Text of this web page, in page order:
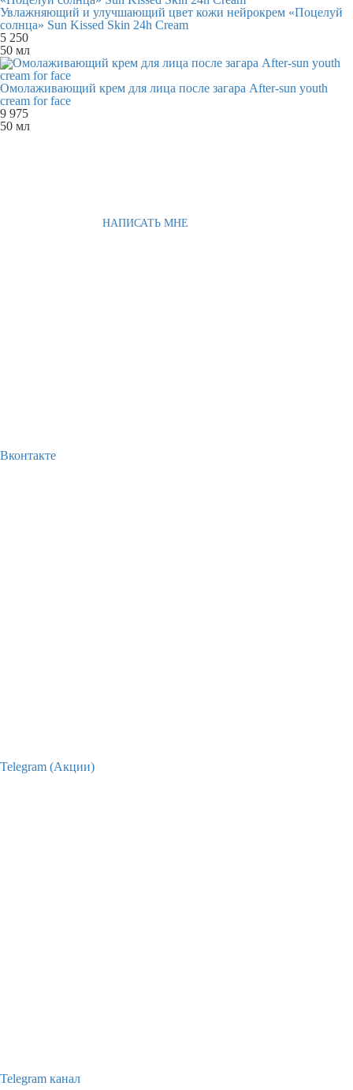
Увлажняющий и улучшающий цвет кожи нейрокрем «Поцелуй
солнца» Sun Kissed Skin 24h Cream
5 250
50 мл
Омолаживающий крем для лица после загара After-sun youth
cream for face
9 975
50 мл
НАПИСАТЬ МНЕ
Вконтакте
Telegram (Акции)
Telegram канал